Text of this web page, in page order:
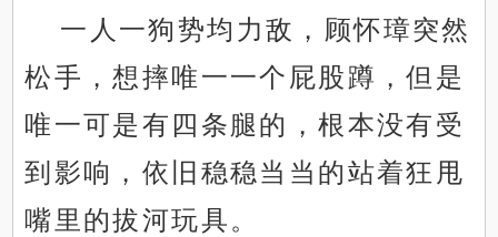
一人一狗势均力敌，顾怀璋突然
松手，想摔唯一一个屁股蹲，但是
唯一可是有四条腿的，根本没有受
到影响，依旧稳稳当当的站着狂甩
嘴里的拔河玩具。